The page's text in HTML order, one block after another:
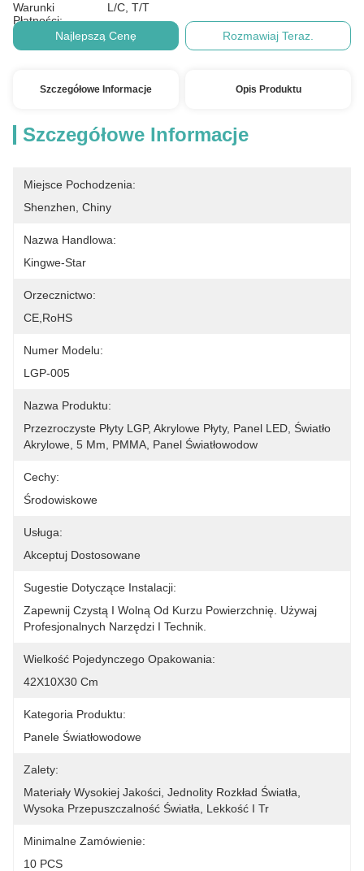
Warunki
Płatności:
L/C, T/T
Najlepszą Cenę Rozmawiaj Teraz.
Szczegółowe Informacje Opis Produktu
Szczegółowe Informacje
Miejsce Pochodzenia:
Shenzhen, Chiny
Nazwa Handlowa:
Kingwe-Star
Orzecznictwo:
CE,RoHS
Numer Modelu:
LGP-005
Nazwa Produktu:
Przezroczyste Płyty LGP, Akrylowe Płyty, Panel LED, Światło
Akrylowe, 5 Mm, PMMA, Panel Światłowodow
Cechy:
Środowiskowe
Usługa:
Akceptuj Dostosowane
Sugestie Dotyczące Instalacji:
Zapewnij Czystą I Wolną Od Kurzu Powierzchnię. Używaj
Profesjonalnych Narzędzi I Technik.
Wielkość Pojedynczego Opakowania:
42X10X30 Cm
Kategoria Produktu:
Panele Światłowodowe
Zalety:
Materiały Wysokiej Jakości, Jednolity Rozkład Światła,
Wysoka Przepuszczalność Światła, Lekkość I Tr
Minimalne Zamówienie:
10 PCS